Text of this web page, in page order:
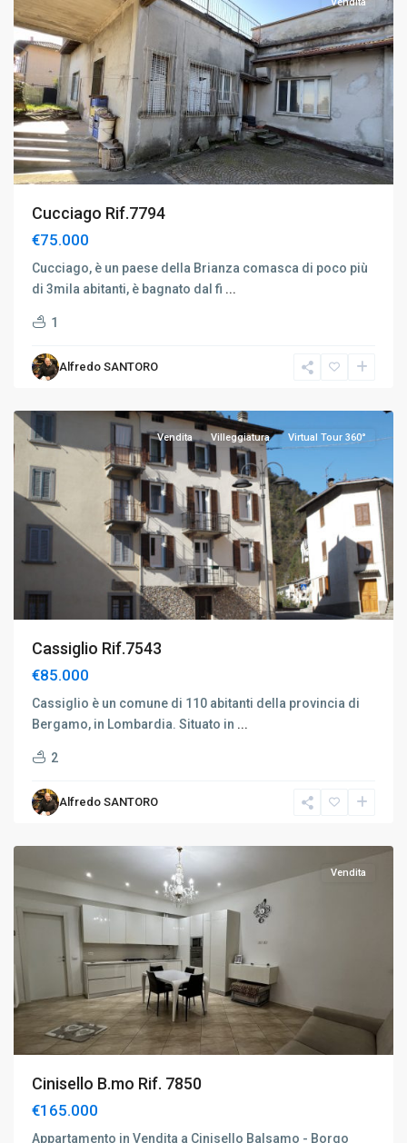
Cucciago Rif.7794
€75.000
Cucciago, è un paese della Brianza comasca di poco più
di 3mila abitanti, è bagnato dal fi ...
1
Alfredo SANTORO
Vendita Villeggiatura Virtual Tour 360°
Cassiglio Rif.7543
€85.000
Cassiglio è un comune di 110 abitanti della provincia di
Bergamo, in Lombardia. Situato in ...
2
Alfredo SANTORO
Cinisello
Vendita
Cinisello B.mo Rif. 7850
€165.000
Appartamento in Vendita a Cinisello Balsamo - Borgo